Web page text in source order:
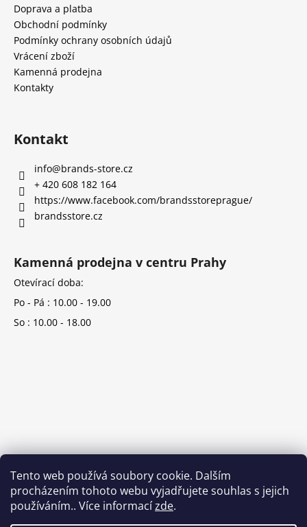
Tento web používá soubory cookie. Dalším
procházením tohoto webu vyjadřujete souhlas s jejich
používáním.. Více informacízde.
Doprava a platba
Obchodní podmínky
Podmínky ochrany osobních údajů
Vrácení zboží
Kamenná prodejna
Kontakty
Kontakt
info@brands-store.cz
+ 420 608 182 164
https://www.facebook.com/brandsstoreprague/
brandsstore.cz
Kamenná prodejna v centru Prahy
Otevírací doba:
Po - Pá : 10.00 - 19.00
So : 10.00 - 18.00